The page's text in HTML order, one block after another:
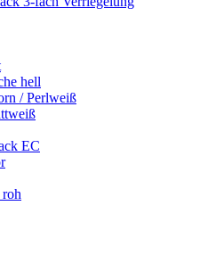
hell
/ Perlweiß
EC
roh